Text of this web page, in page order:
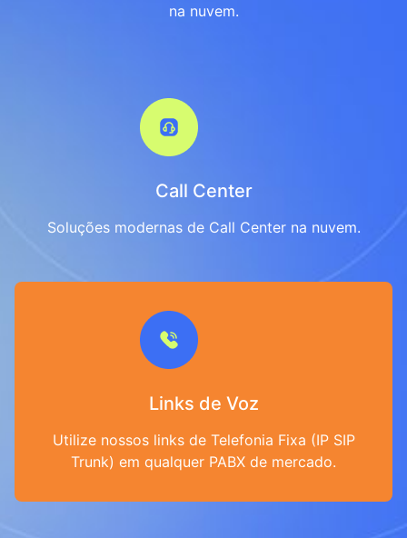
Links de Voz
Utilize nossos links de Telefonia Fixa (IP SIP
Trunk) em qualquer PABX de mercado.
na nuvem.
Call Center
Soluções modernas de Call Center na nuvem.